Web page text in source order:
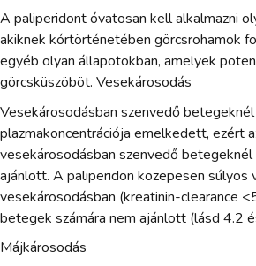
A paliperidont óvatosan kell alkalmazni
akiknek kórtörténetében görcsrohamok
egyéb olyan állapotokban, amelyek
görcsküszöböt. Vesekárosodás
Vesekárosodásban szenvedő
plazmakoncentrációja emelkedett, ezért
vesekárosodásban szenvedő
ajánlott. A paliperidon közepesen súlyos
vesekárosodásban (kreatinin-clearance
betegek számára nem ajánlott (lásd 4.2
Májkárosodás